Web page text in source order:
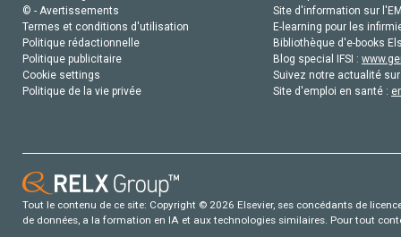
© - Avertissements
Termes et conditions d'utilisation
Politique rédactionnelle
Politique publicitaire
Cookie settings
Politique de la vie privée
Site d'information sur
E-learning pour les
Bibliothèque d'e-books
Blog special IFSI :
Suivez notre actualité
Site d'emploi en santé :
Tout le contenu de ce site: Copyright © 2026 Elsevier, ses concédants de
de données, a la formation en IA et aux technologies similaires. Pour tout